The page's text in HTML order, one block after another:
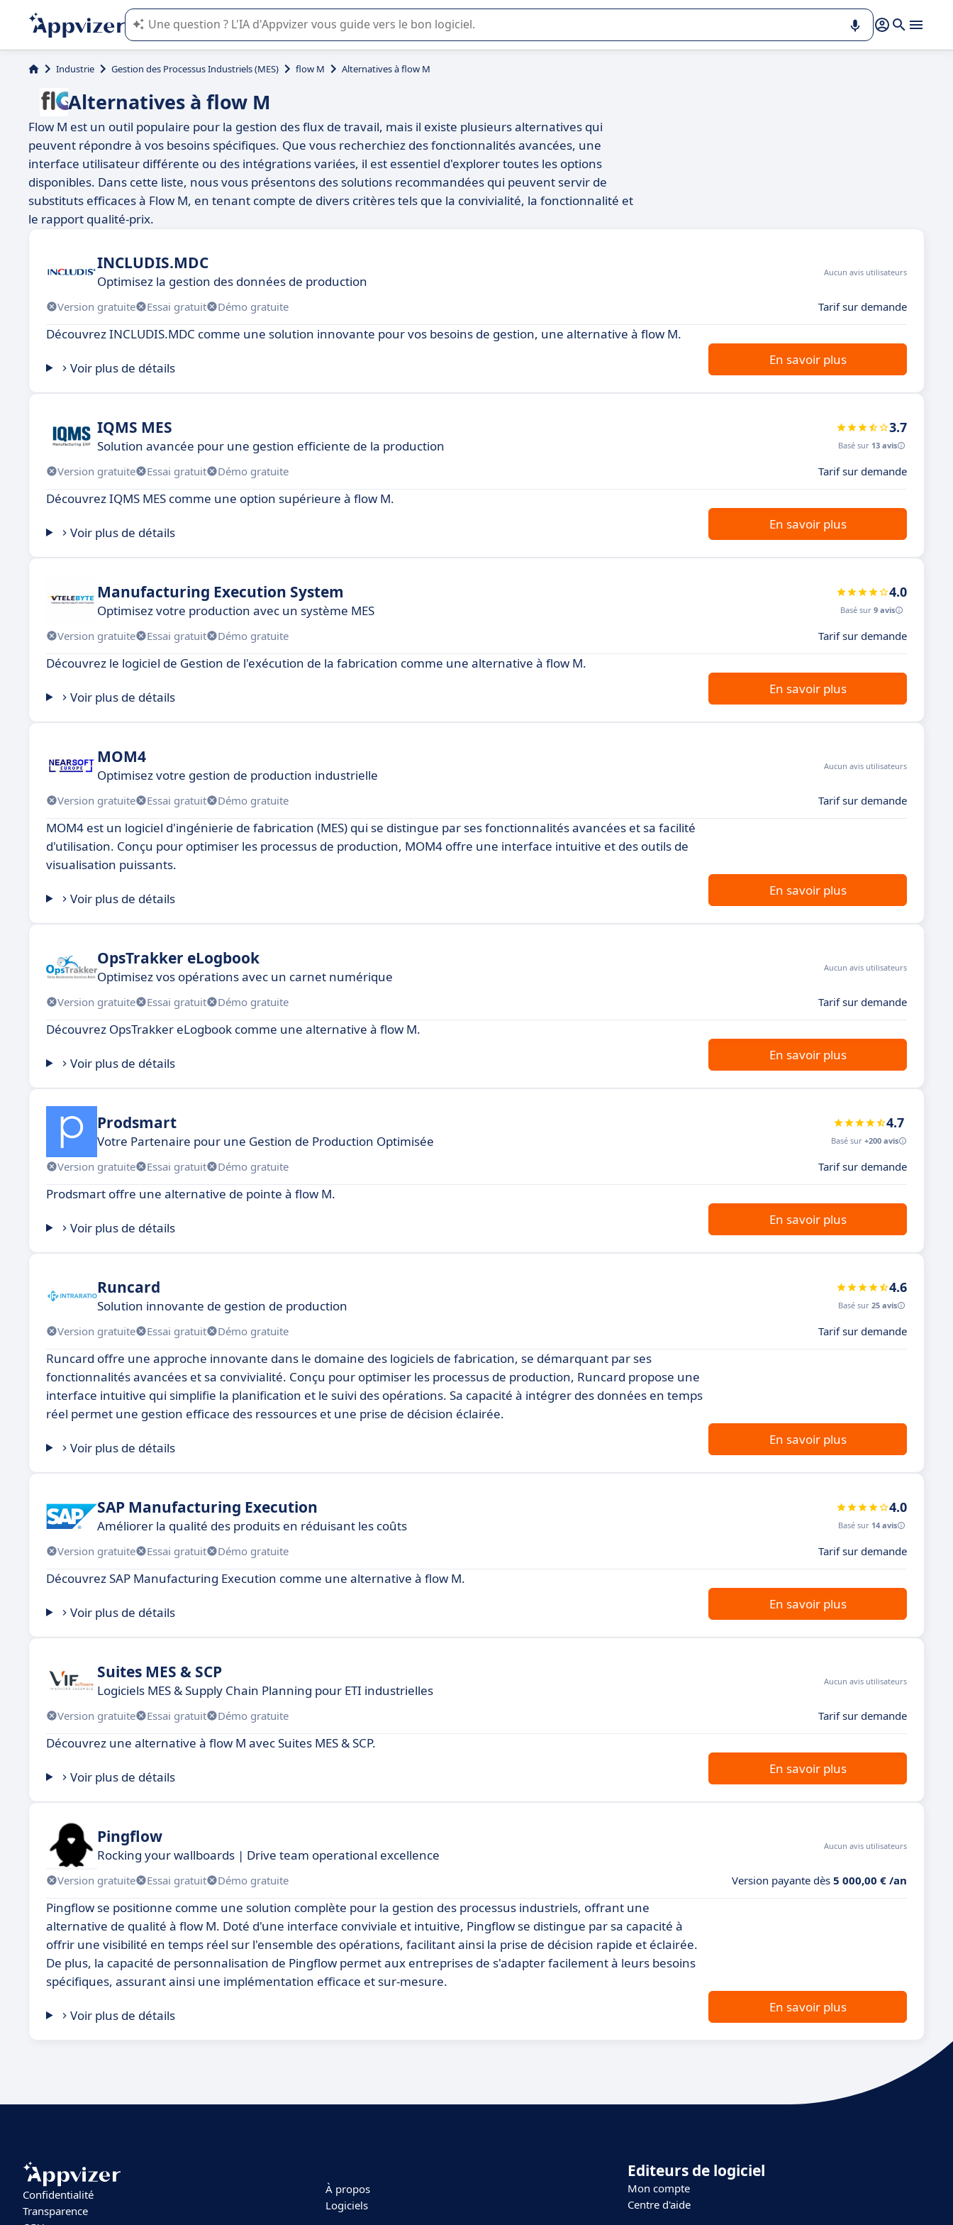
L'IA de Appvizer vous guide dans l'utilisation ou la sélection de logiciel SaaS en entreprise.
Industrie Gestion des Processus Industriels (MES) flow M Alternatives à flow M
Alternatives à flow M
Flow M est un outil populaire pour la gestion des flux de travail, mais il existe plusieurs alternatives qui
peuvent répondre à vos besoins spécifiques. Que vous recherchiez des fonctionnalités avancées, une
interface utilisateur différente ou des intégrations variées, il est essentiel d'explorer toutes les options
disponibles. Dans cette liste, nous vous présentons des solutions recommandées qui peuvent servir de
substituts efficaces à Flow M, en tenant compte de divers critères tels que la convivialité, la fonctionnalité et
le rapport qualité-prix.
INCLUDIS.MDC
Optimisez la gestion des données de production
Aucun avis utilisateurs
Version gratuite Essai gratuit Démo gratuite Tarif sur demande
Découvrez INCLUDIS.MDC comme une solution innovante pour vos besoins de gestion, une alternative à flow M.
Voir plus de détails
En savoir plus
IQMS MES
Solution avancée pour une gestion efficiente de la production
3.7
Basé sur 13 avis
Version gratuite Essai gratuit Démo gratuite Tarif sur demande
Découvrez IQMS MES comme une option supérieure à flow M.
Voir plus de détails
En savoir plus
Manufacturing Execution System
Optimisez votre production avec un système MES
4.0
Basé sur 9 avis
Version gratuite Essai gratuit Démo gratuite Tarif sur demande
Découvrez le logiciel de Gestion de l'exécution de la fabrication comme une alternative à flow M.
Voir plus de détails
En savoir plus
MOM4
Optimisez votre gestion de production industrielle
Aucun avis utilisateurs
Version gratuite Essai gratuit Démo gratuite Tarif sur demande
MOM4 est un logiciel d'ingénierie de fabrication (MES) qui se distingue par ses fonctionnalités avancées et sa facilité
d'utilisation. Conçu pour optimiser les processus de production, MOM4 offre une interface intuitive et des outils de
visualisation puissants.
Voir plus de détails
En savoir plus
OpsTrakker eLogbook
Optimisez vos opérations avec un carnet numérique
Aucun avis utilisateurs
Version gratuite Essai gratuit Démo gratuite Tarif sur demande
Découvrez OpsTrakker eLogbook comme une alternative à flow M.
Voir plus de détails
En savoir plus
Prodsmart
Votre Partenaire pour une Gestion de Production Optimisée
4.7
Basé sur +200 avis
Version gratuite Essai gratuit Démo gratuite Tarif sur demande
Prodsmart offre une alternative de pointe à flow M.
Voir plus de détails
En savoir plus
Runcard
Solution innovante de gestion de production
4.6
Basé sur 25 avis
Version gratuite Essai gratuit Démo gratuite Tarif sur demande
Runcard offre une approche innovante dans le domaine des logiciels de fabrication, se démarquant par ses
fonctionnalités avancées et sa convivialité. Conçu pour optimiser les processus de production, Runcard propose une
interface intuitive qui simplifie la planification et le suivi des opérations. Sa capacité à intégrer des données en temps
réel permet une gestion efficace des ressources et une prise de décision éclairée.
Voir plus de détails
En savoir plus
SAP Manufacturing Execution
Améliorer la qualité des produits en réduisant les coûts
4.0
Basé sur 14 avis
Version gratuite Essai gratuit Démo gratuite Tarif sur demande
Découvrez SAP Manufacturing Execution comme une alternative à flow M.
Voir plus de détails
En savoir plus
Suites MES & SCP
Logiciels MES & Supply Chain Planning pour ETI industrielles
Aucun avis utilisateurs
Version gratuite Essai gratuit Démo gratuite Tarif sur demande
Découvrez une alternative à flow M avec Suites MES & SCP.
Voir plus de détails
En savoir plus
Pingflow
Rocking your wallboards | Drive team operational excellence
Aucun avis utilisateurs
Version gratuite Essai gratuit Démo gratuite Version payante dès 5 000,00 € /an
Pingflow se positionne comme une solution complète pour la gestion des processus industriels, offrant une
alternative de qualité à flow M. Doté d'une interface conviviale et intuitive, Pingflow se distingue par sa capacité à
offrir une visibilité en temps réel sur l'ensemble des opérations, facilitant ainsi la prise de décision rapide et éclairée.
De plus, la capacité de personnalisation de Pingflow permet aux entreprises de s'adapter facilement à leurs besoins
spécifiques, assurant ainsi une implémentation efficace et sur-mesure.
Voir plus de détails
En savoir plus
Confidentialité
Transparence
À propos
Logiciels
Editeurs de logiciel
Mon compte
Centre d'aide